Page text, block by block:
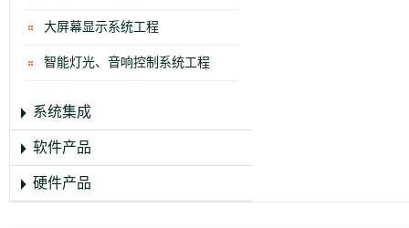
大屏幕显示系统工程
智能灯光、音响控制系统工程
系统集成
软件产品
硬件产品